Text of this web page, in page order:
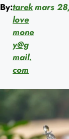
By:tarek
love
mone
y@g
mail.
com
mars